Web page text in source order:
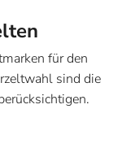
für den
sind die